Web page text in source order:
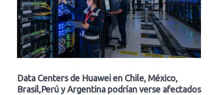
Data Centers de Huawei en Chile, México,
Brasil,Perú y Argentina podrían verse afectados